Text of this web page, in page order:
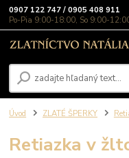
0907 122 747 / 0905 408 911
Po-Pia 9:00-18:00, So 9:00-
Úvod ZLATÉ ŠPERKY
Retiazka v